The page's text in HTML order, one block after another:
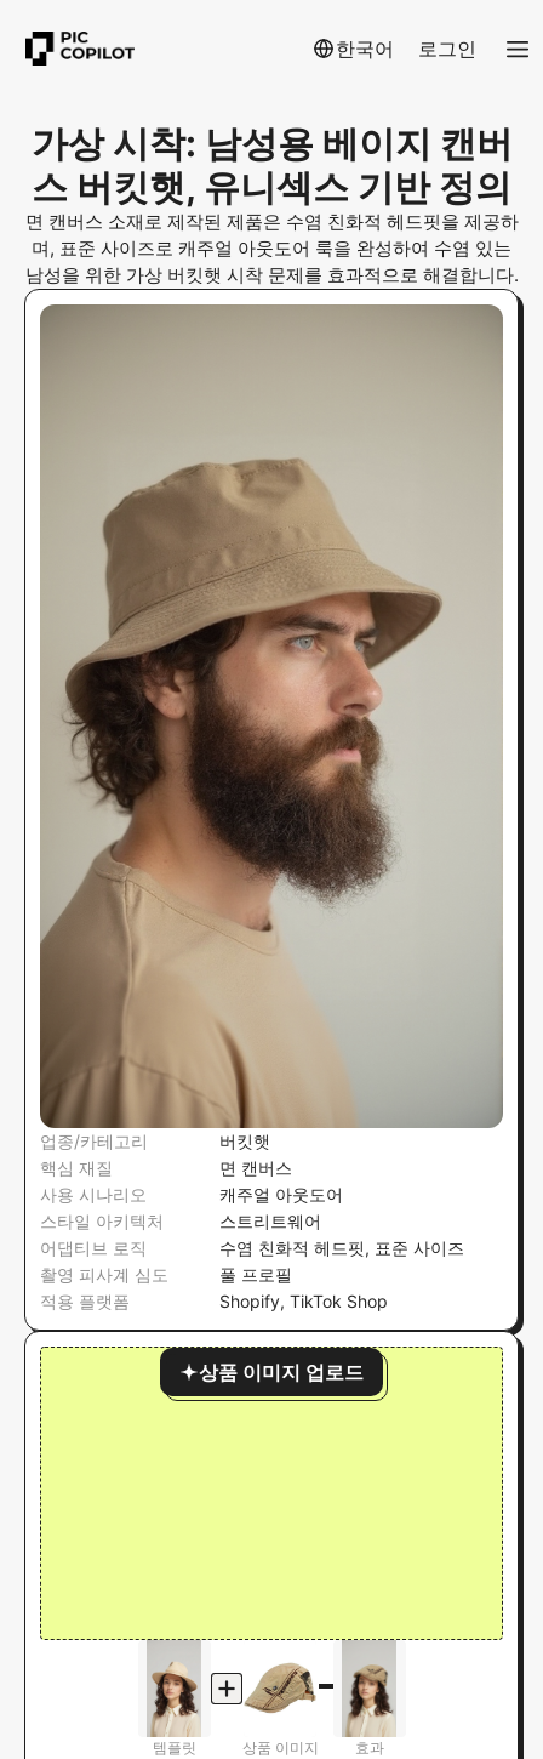
한국어 로그인
가상 시착: 남성용 베이지 캔버
스 버킷햇, 유니섹스 기반 정의
면 캔버스 소재로 제작된 제품은 수염 친화적 헤드핏을 제공하
며, 표준 사이즈로 캐주얼 아웃도어 룩을 완성하여 수염 있는
남성을 위한 가상 버킷햇 시착 문제를 효과적으로 해결합니다.
업종/카테고리
버킷햇
핵심 재질
면 캔버스
사용 시나리오
캐주얼 아웃도어
스타일 아키텍처
스트리트웨어
어댑티브 로직
수염 친화적 헤드핏, 표준 사이즈
촬영 피사계 심도
풀 프로필
적용 플랫폼
Shopify, TikTok Shop
상품 이미지 업로드
템플릿 상품 이미지 효과